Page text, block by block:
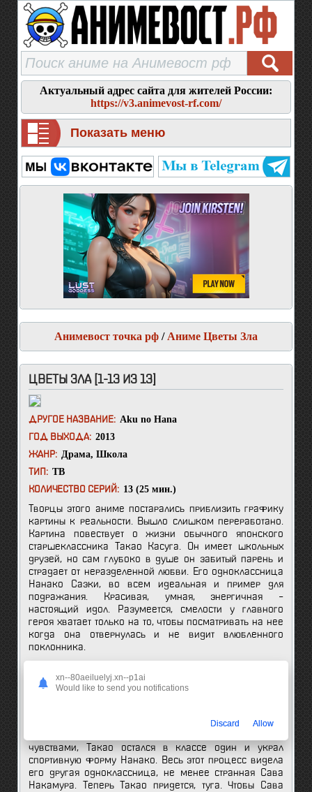
Актуальный адрес сайта для жителей России:
https://v3.animevost-rf.com/
Показать меню
Анимевост точка рф / Аниме Цветы Зла
ЦВЕТЫ ЗЛА [1-13 ИЗ 13]
ДРУГОЕ НАЗВАНИЕ: Aku no Hana
ГОД ВЫХОДА: 2013
ЖАНР: Драма, Школа
ТИП: ТВ
КОЛИЧЕСТВО СЕРИЙ: 13 (25 мин.)
Творцы этого аниме постарались приблизить графику
картины к реальности. Вышло слишком переработано.
Картина повествует о жизни обычного японского
старшеклассника Такао Касуга. Он имеет школьных
друзей, но сам глубоко в душе он забитый парень и
страдает от неразделенной любви. Его одноклассница
Нанако Саэки, во всем идеальная и пример для
подражания. Красивая, умная, энергичная –
настоящий идол. Разумеется, смелости у главного
героя хватает только на то, чтобы посматривать на нее
когда она отвернулась и не видит влюбленного
поклонника.
Постоянно сдерживания, Такао компенсирует чтением
книг поэта Шарля Бодлера. Это делает его странным по
Как бы то ни было, стихи не могут подавить звериную
чувствами, Такао остался в классе один и украл
спортивную форму Нанако. Весь этот процесс видела
его другая одноклассница, не менее странная Сава
Накамура. Теперь Такао придется, туга. Чтобы Сава
xn--80aeiluelyj.xn--p1ai
Would like to send you notifications
Discard Allow